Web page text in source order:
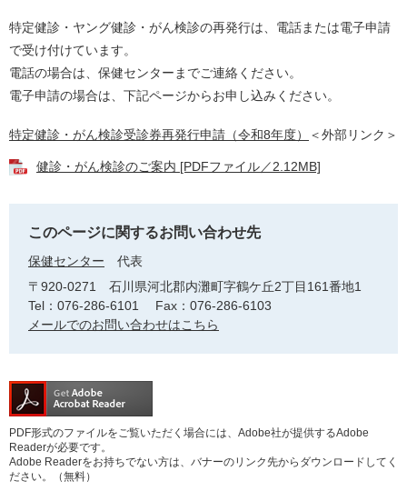
特定健診・ヤング健診・がん検診の再発行は、電話または電子申請
で受け付けています。
電話の場合は、保健センターまでご連絡ください。
電子申請の場合は、下記ページからお申し込みください。
特定健診・がん検診受診券再発行申請（令和8年度） ＜外部リンク＞
健診・がん検診のご案内 [PDFファイル／2.12MB]
このページに関するお問い合わせ先
保健センター
代表
〒920-0271
石川県河北郡内灘町字鶴ケ丘2丁目161番地1
Tel：076-286-6101
Fax：076-286-6103
メールでのお問い合わせはこちら
PDF形式のファイルをご覧いただく場合には、Adobe社が提供するAdobe
Readerが必要です。
Adobe Readerをお持ちでない方は、バナーのリンク先からダウンロードしてく
ださい。（無料）